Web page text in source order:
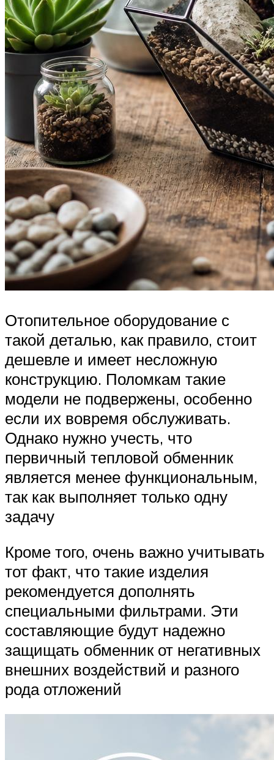
Отопительное оборудование с
такой деталью, как правило, стоит
дешевле и имеет несложную
конструкцию. Поломкам такие
модели не подвержены, особенно
если их вовремя обслуживать.
Однако нужно учесть, что
первичный тепловой обменник
является менее функциональным,
так как выполняет только одну
задачу
Кроме того, очень важно учитывать
тот факт, что такие изделия
рекомендуется дополнять
специальными фильтрами. Эти
составляющие будут надежно
защищать обменник от негативных
внешних воздействий и разного
рода отложений